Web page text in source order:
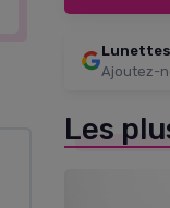
Lunettes
Ajoutez-
Les